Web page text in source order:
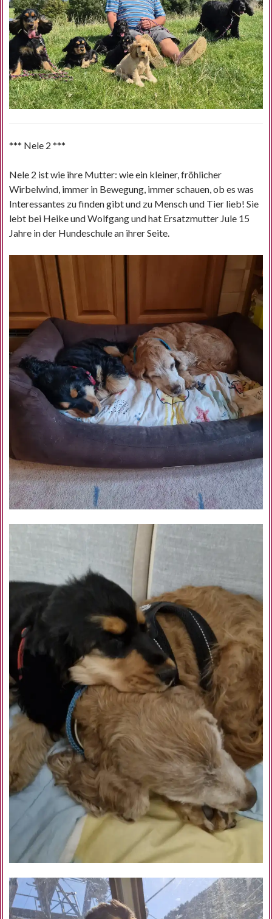
*** Nele 2 ***
Nele 2 ist wie ihre Mutter: wie ein kleiner, fröhlicher
Wirbelwind, immer in Bewegung, immer schauen, ob es was
Interessantes zu finden gibt und zu Mensch und Tier lieb! Sie
lebt bei Heike und Wolfgang und hat Ersatzmutter Jule 15
Jahre in der Hundeschule an ihrer Seite.